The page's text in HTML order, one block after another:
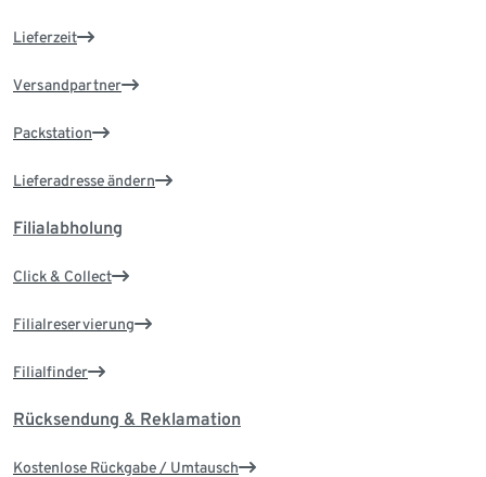
Lieferzeit
Versandpartner
Packstation
Lieferadresse ändern
Filialabholung
Click & Collect
Filialreservierung
Filialfinder
Rücksendung & Reklamation
Kostenlose Rückgabe / Umtausch